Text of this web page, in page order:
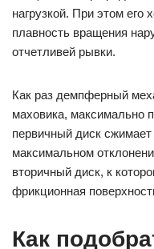
нагрузкой. При этом его
плавность вращения
отчетливей рывки.
Как раз демпферный
маховика, максимально
первичный диск
максимальном
вторичный диск, к
фрикционная
Как